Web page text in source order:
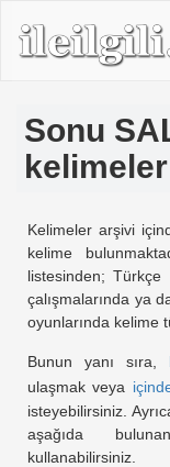
Sonu
kelimeler
Kelimeler arşivi
kelime
listesinden; Türkçe
çalışmalarında ya
oyunlarında kelime
Bunun yanı sıra,
ulaşmak veya
isteyebilirsiniz.
aşağıda
kullanabilirsiniz.